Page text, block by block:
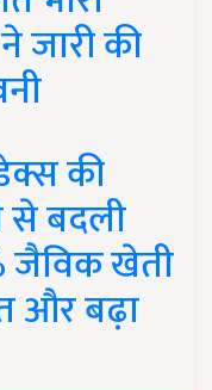
जारी की
की
से बदली
जैविक खेती
और बढ़ा